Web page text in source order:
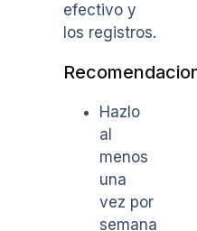
efectivo y
los registros.
Hazlo
al
menos
una
vez por
semana